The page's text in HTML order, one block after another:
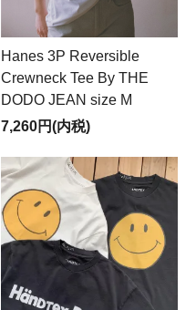
Hanes 3P Reversible
Crewneck Tee By THE
DODO JEAN size M
7,260円(内税)